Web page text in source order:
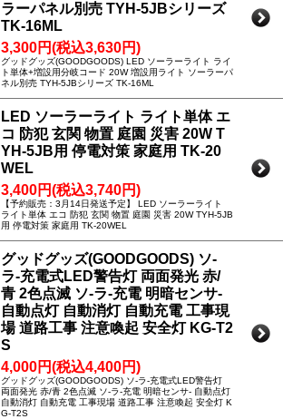
ラーパネル別売 TYH-5JBシリーズ
TK-16ML
3,300円(税込3,630円)
グッドグッズ(GOODGOODS) LED ソーラーライト ライ
ト単体+増設用分岐コード 20W 増設用ライト ソーラーパ
ネル別売 TYH-5JBシリーズ TK-16ML
LED ソーラーライト ライト単体 エ
コ 防犯 玄関 物置 庭園 災害 20W T
YH-5JB用 停電対策 家庭用 TK-20
WEL
3,400円(税込3,740円)
【予約販売：3月14日発送予定】 LED ソーラーライト
ライト単体 エコ 防犯 玄関 物置 庭園 災害 20W TYH-5JB
用 停電対策 家庭用 TK-20WEL
グッドグッズ(GOODGOODS) ソ-
ラ-充電式LED警告灯 両面発光 赤/
青 2色点滅 ソ-ラ-充電 明暗センサ-
自動点灯 自動消灯 自動充電 工事現
場 道路工事 注意喚起 安全灯 KG-T2
S
4,000円(税込4,400円)
グッドグッズ(GOODGOODS) ソ-ラ-充電式LED警告灯
両面発光 赤/青 2色点滅 ソ-ラ-充電 明暗センサ- 自動点灯
自動消灯 自動充電 工事現場 道路工事 注意喚起 安全灯 K
G-T2S